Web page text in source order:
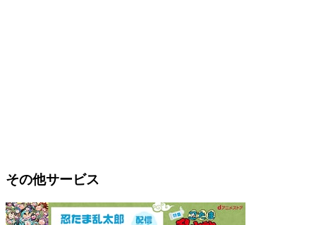
その他サービス